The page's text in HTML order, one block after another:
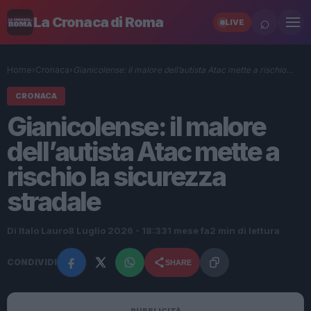
La Cronaca di Roma LIVE ⌕
Home› Cronaca› Gianicolense: il malore dell’autista Atac mette a rischio…
CRONACA
Gianicolense: il malore
dell’autista Atac mette a
rischio la sicurezza
stradale
Di Italo Lauro8 Luglio 2026 - 18:33 1 mese fa2 min di lettura
CONDIVIDI SHARE